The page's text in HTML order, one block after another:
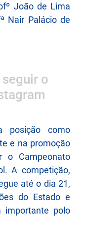
João de Lima
Nair Palácio de
o
posição como
e na promoção
o Campeonato
A competição,
até o dia 21,
do Estado e
importante polo